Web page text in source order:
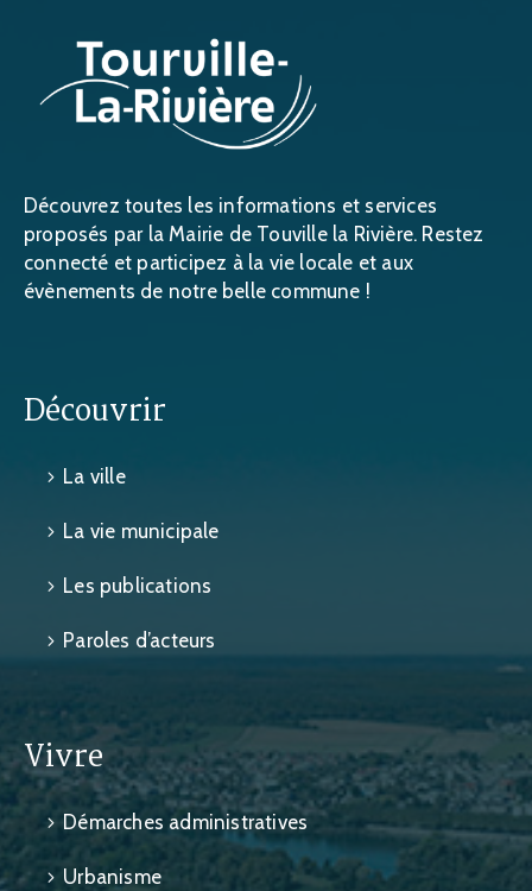
Découvrez toutes les informations et services
proposés par la Mairie de Touville la Rivière. Restez
connecté et participez à la vie locale et aux
évènements de notre belle commune !
Découvrir
La ville
La vie municipale
Les publications
Paroles d’acteurs
Vivre
Démarches administratives
Urbanisme